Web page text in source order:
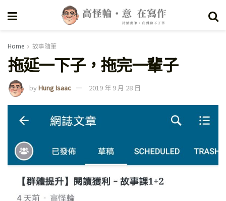
Home 故事隨筆
拖延一下子，拖完一輩子
byHung Isaac 2019 年 9 月 28 日